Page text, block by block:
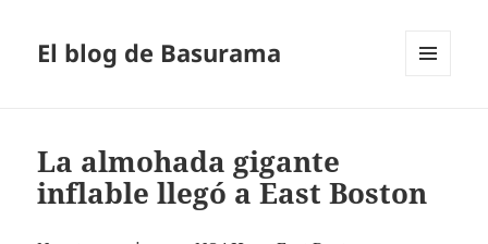
El blog de Basurama
La almohada gigante
inflable llegó a East Boston